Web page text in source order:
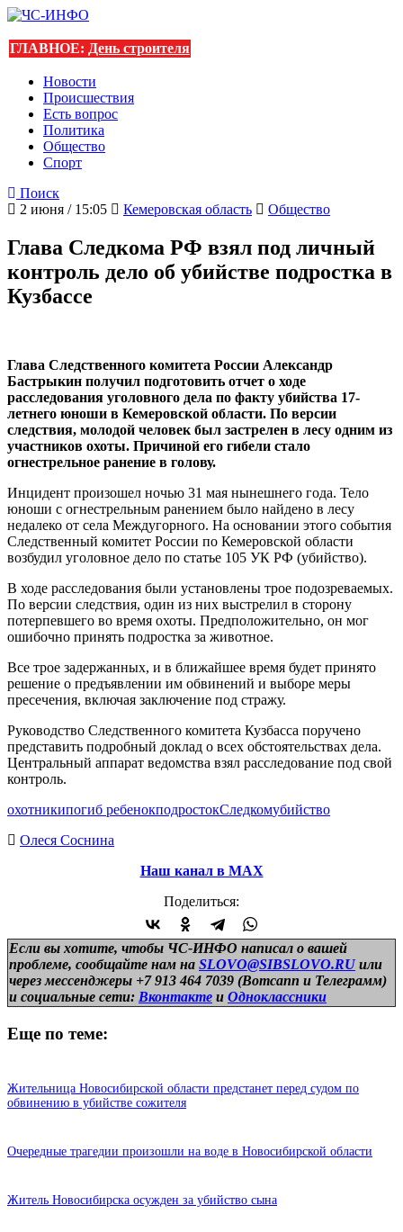
ГЛАВНОЕ: День строителя
Новости
Происшествия
Есть вопрос
Политика
Общество
Спорт
Поиск
2 июня / 15:05
Кемеровская область Общество
Глава Следкома РФ взял под личный
контроль дело об убийстве подростка в
Кузбассе
Глава Следственного комитета России Александр
Бастрыкин получил подготовить отчет о ходе
расследования уголовного дела по факту убийства 17-
летнего юноши в Кемеровской области. По версии
следствия, молодой человек был застрелен в лесу одним из
участников охоты. Причиной его гибели стало
огнестрельное ранение в голову.
Инцидент произошел ночью 31 мая нынешнего года. Тело
юноши с огнестрельным ранением было найдено в лесу
недалеко от села Междугорного. На основании этого события
Следственный комитет России по Кемеровской области
возбудил уголовное дело по статье 105 УК РФ (убийство).
В ходе расследования были установлены трое подозреваемых.
По версии следствия, один из них выстрелил в сторону
потерпевшего во время охоты. Предположительно, он мог
ошибочно принять подростка за животное.
Все трое задержанных, и в ближайшее время будет принято
решение о предъявлении им обвинений и выборе меры
пресечения, включая заключение под стражу.
Руководство Следственного комитета Кузбасса поручено
представить подробный доклад о всех обстоятельствах дела.
Центральный аппарат ведомства взял расследование под свой
контроль.
охотникипогиб ребенокподростокСледкомубийство
Олеся Соснина
Наш канал в МАХ
Поделиться:
Если вы хотите, чтобы ЧС-ИНФО написал о вашей
проблеме, сообщайте нам на SLOVO@SIBSLOVO.RU или
через мессенджеры +7 913 464 7039 (Вотсапп и Телеграмм)
и социальные сети: Вконтакте и Одноклассники
Еще по теме:
Жительница Новосибирской области предстанет перед судом по
обвинению в убийстве сожителя
Очередные трагедии произошли на воде в Новосибирской области
Житель Новосибирска осужден за убийство сына